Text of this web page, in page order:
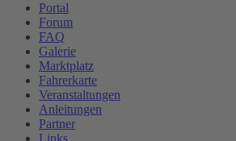
Portal
Forum
FAQ
Galerie
Marktplatz
Fahrerkarte
Veranstaltungen
Anleitungen
Partner
Links